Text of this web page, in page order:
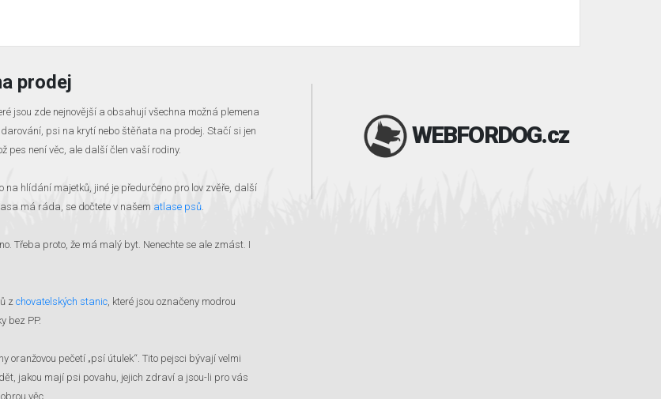
prodej
jsou zde nejnovější a obsahují všechna možná plemena
psi na krytí nebo štěňata na prodej. Stačí si jen
pes není věc, ale další člen vaší rodiny.
na hlídání majetků, jiné je předurčeno pro lov zvěře, další
má ráda, se dočtete v našem atlase psů.
Třeba proto, že má malý byt. Nenechte se ale zmást. I
z chovatelských stanic, které jsou označeny modrou
bez PP.
oranžovou pečetí „psí útulek“. Tito pejsci bývají velmi
jakou mají psi povahu, jejich zdraví a jsou-li pro vás
věc.
WEBFORDOG.cz